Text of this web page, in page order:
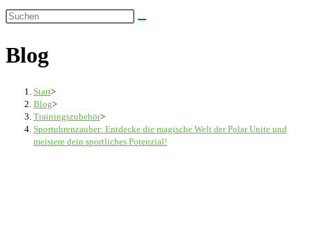
umschalten
Diese
durchsuchen
Blog
Start>
Blog>
Trainingszubehör>
Sportuhrenzauber: Entdecke die magische Welt der Polar Unite und
meistere dein sportliches Potenzial!